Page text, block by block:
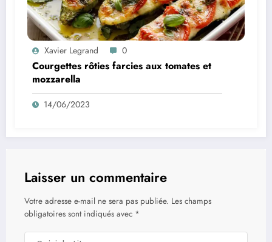
Xavier Legrand 0
Courgettes rôties farcies aux tomates et
mozzarella
14/06/2023
Laisser un commentaire
Votre adresse e-mail ne sera pas publiée. Les champs
obligatoires sont indiqués avec *